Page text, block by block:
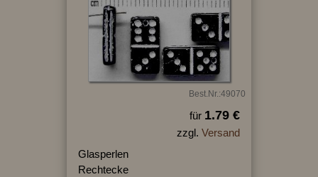
Best.Nr.:49070
für 1.79 €
zzgl. Versand
Glasperlen
Rechtecke